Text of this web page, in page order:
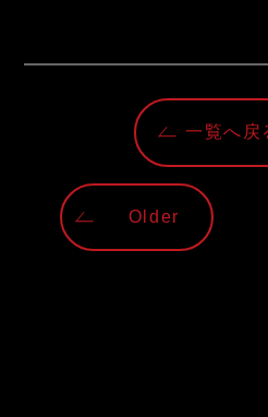
TOHO GROUP
YouTube
一覧へ戻
Older